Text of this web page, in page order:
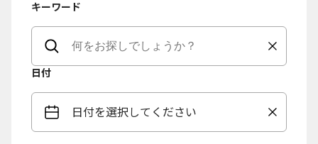
キーワード
日付
日付を選択してください